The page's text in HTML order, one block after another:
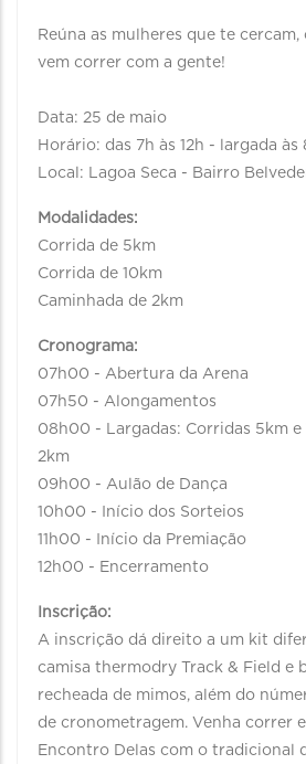
Reúna as mulheres que te
vem correr com a gente!
Data: 25 de maio
Horário: das 7h às 12h - largada às
Local: Lagoa Seca - Bairro
Modalidades:
Corrida de 5km
Corrida de 10km
Caminhada de 2km
Cronograma:
07h00 - Abertura da Arena
07h50 - Alongamentos
08h00 - Largadas: Corridas 5km e
2km
09h00 - Aulão de Dança
10h00 - Início dos Sorteios
11h00 - Início da Premiação
12h00 - Encerramento
Inscrição:
A inscrição dá direito a um kit
camisa thermodry Track & Field e
recheada de mimos, além do
de cronometragem. Venha correr
Encontro Delas com o tradicional